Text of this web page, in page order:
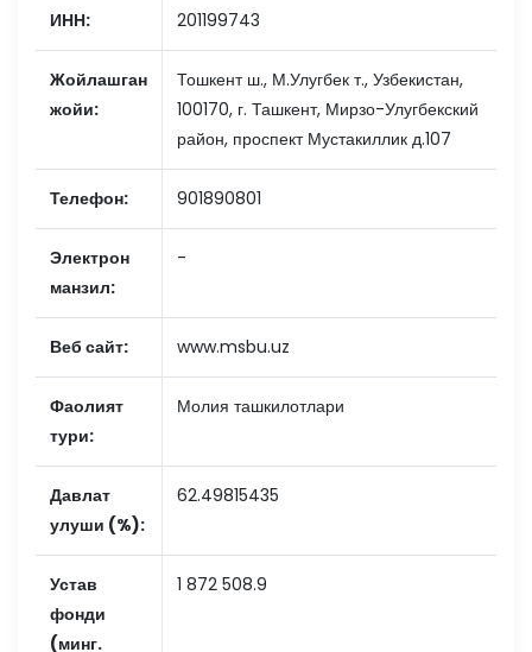
ИНН: 201199743
Жойлашган
жойи:
Тошкент ш., М.Улугбек т., Узбекистан,
100170, г. Ташкент, Мирзо-Улугбекский
район, проспект Мустакиллик д.107
Телефон: 901890801
Электрон
манзил:
-
Веб сайт: www.msbu.uz
Фаолият
тури:
Молия ташкилотлари
Давлат
улуши (%):
62.49815435
Устав
фонди
(минг.
1 872 508.9